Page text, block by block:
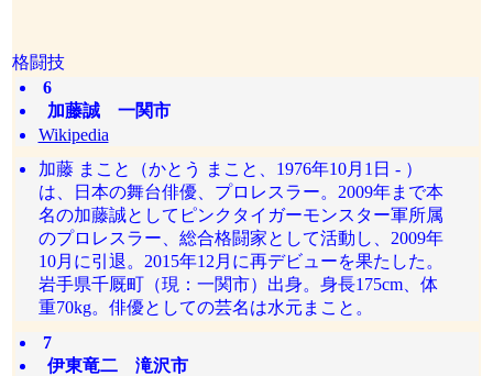
格闘技
6
加藤誠 一関市
Wikipedia
加藤 まこと（かとう まこと、1976年10月1日 - ）
は、日本の舞台俳優、プロレスラー。2009年まで本
名の加藤誠としてピンクタイガーモンスター軍所属
のプロレスラー、総合格闘家として活動し、2009年
10月に引退。2015年12月に再デビューを果たした。
岩手県千厩町（現：一関市）出身。身長175cm、体
重70kg。俳優としての芸名は水元まこと。
7
伊東竜二 滝沢市